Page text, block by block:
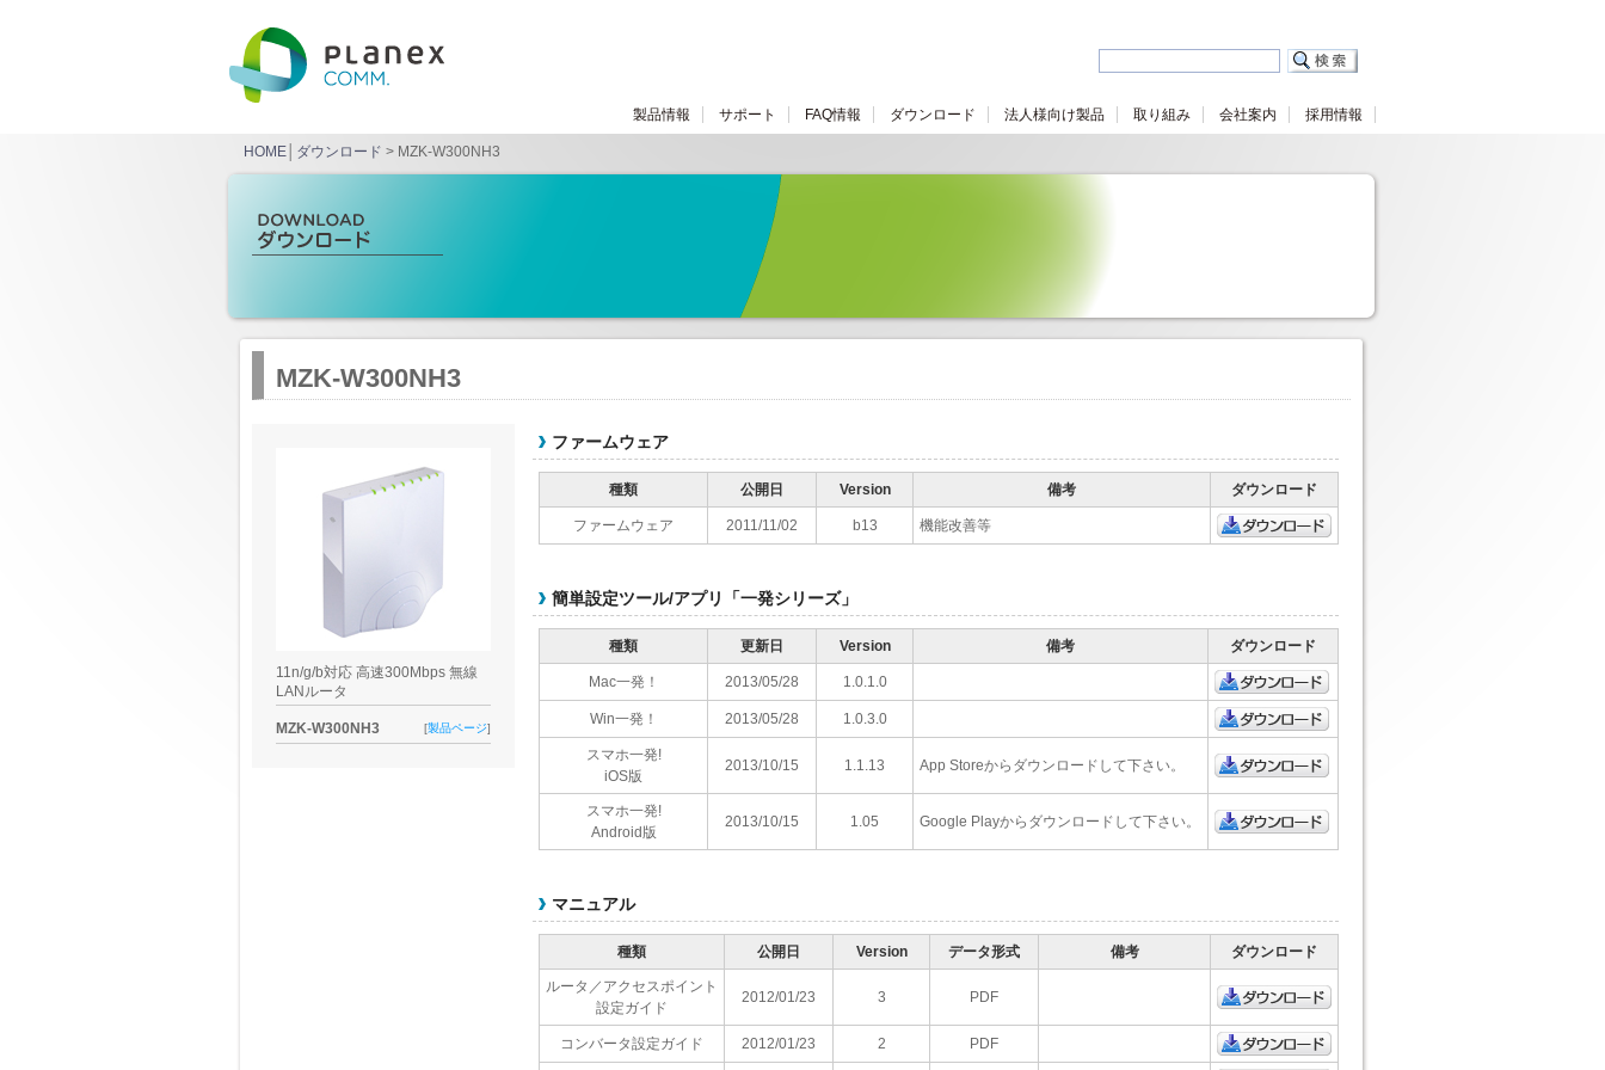
製品情報 サポート FAQ情報 ダウンロード 法人様向け製品 取り組み 会社案内 採用情報
HOME ダウンロード > MZK-W300NH3
MZK-W300NH3
11n/g/b対応 高速300Mbps 無線
LANルータ
MZK-W300NH3 [製品ページ]
ファームウェア
種類 公開日 Version 備考 ダウンロード
ファームウェア 2011/11/02 b13
機能改善等
ダウンロード
簡単設定ツール/アプリ「一発シリーズ」
種類 更新日 Version 備考 ダウンロード
Mac一発！ 2013/05/28
1.0.1.0
ダウンロード
Win一発！
2013/05/28
1.0.3.0
ダウンロード
スマホ一発!
iOS版
2013/10/15 1.1.13
App Storeからダウンロードして下さい。
スマホ一発!
Android版
2013/10/15 1.05
Google Playからダウンロードして下さい。
マニュアル
種類 公開日 Version データ形式 備考 ダウンロード
ルータ／アクセスポイント
設定ガイド
2012/01/23 3
PDF
コンバータ設定ガイド
2012/01/23 2
PDF
ダウンロード